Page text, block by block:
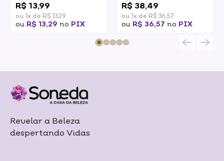
R$ 13,99
ou 1x de R$ 13,29
ou R$ 13,29 no PIX
R$ 38,49
ou 1x de R$ 36,57
ou R$ 36,57 no PIX
Revelar a Beleza
despertando Vidas